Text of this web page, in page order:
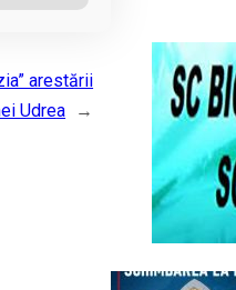
arestării
Udrea
→